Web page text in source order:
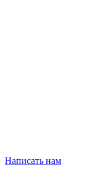
Написать нам